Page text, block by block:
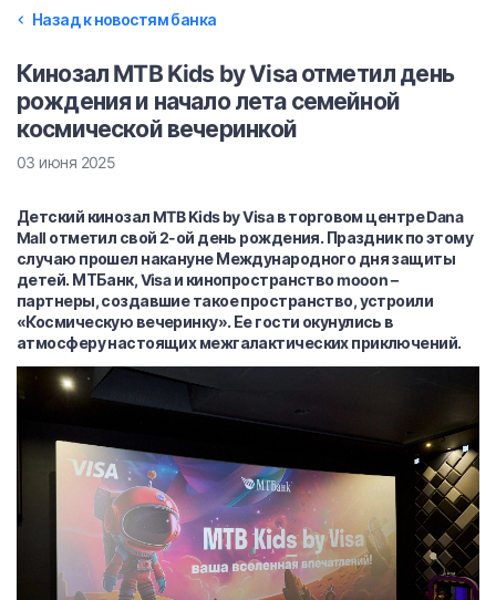
Назад к новостям банка
Кинозал MTB Kids by Visa отметил день
рождения и начало лета семейной
космической вечеринкой
03 июня 2025
Детский кинозал MTB Kids by Visa в торговом центре Dana
Mall отметил свой 2-ой день рождения. Праздник по этому
случаю прошел накануне Международного дня защиты
детей. МТБанк, Visa и кинопространство mooоn –
партнеры, создавшие такое пространство, устроили
«Космическую вечеринку». Ее гости окунулись в
атмосферу настоящих межгалактических приключений.